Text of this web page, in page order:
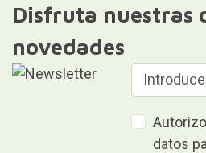
Disfruta nuestras
novedades
datos